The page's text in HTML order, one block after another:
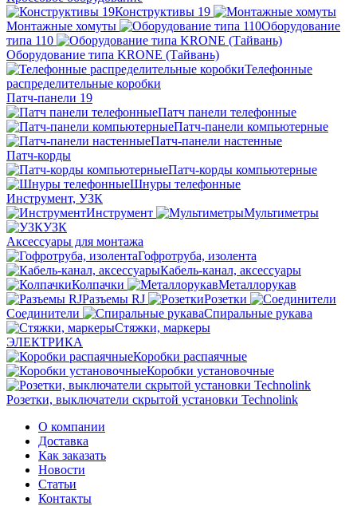
Конструктивы 19
Монтажные хомуты
Оборудование
типа 110
Оборудование типа KRONE (Тайвань)
Телефонные
распределительные коробки
Патч-панели 19
Патч панели телефонные
Патч-панели компьютерные
Патч-панели настенные
Патч-корды
Патч-корды компьютерные
Шнуры телефонные
Инструмент, УЗК
Инструмент
Мультиметры
УЗК
Аксессуары для монтажа
Гофротруба, изолента
Кабель-канал, аксессуары
Колпачки
Металлорукав
Разъемы RJ
Розетки
Соединители
Спиральные рукава
Стяжки, маркеры
ЭЛЕКТРИКА
Коробки распаячные
Коробки установочные
Розетки, выключатели скрытой установки Technolink
О компании
Доставка
Как заказать
Новости
Статьи
Контакты